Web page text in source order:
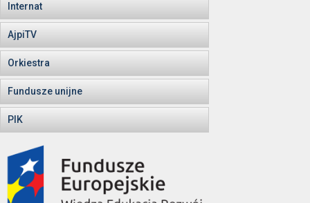
Internat
AjpiTV
Orkiestra
Fundusze unijne
PIK